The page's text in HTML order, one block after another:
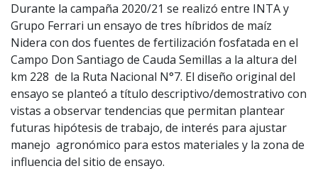
Durante la campaña 2020/21 se realizó entre INTA y
Grupo Ferrari un ensayo de tres híbridos de maíz
Nidera con dos fuentes de fertilización fosfatada en el
Campo Don Santiago de Cauda Semillas a la altura del
km 228 de la Ruta Nacional N°7. El diseño original del
ensayo se planteó a título descriptivo/demostrativo con
vistas a observar tendencias que permitan plantear
futuras hipótesis de trabajo, de interés para ajustar
manejo agronómico para estos materiales y la zona de
influencia del sitio de ensayo.